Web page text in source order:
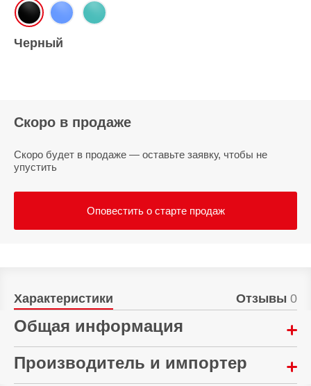
Черный
Скоро в продаже
Скоро будет в продаже — оставьте заявку, чтобы не
упустить
Оповестить о старте продаж
Характеристики Отзывы 0
Общая информация
Тип:
Чехол-книжка
Производитель и импортер